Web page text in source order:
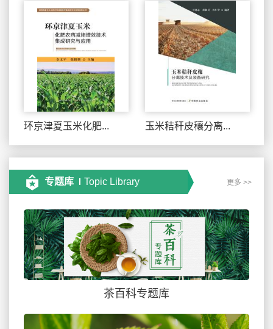
环京津夏玉米化肥... 玉米秸秆皮穰分离...
专题库 Topic Library 更多 >>
茶百科专题库